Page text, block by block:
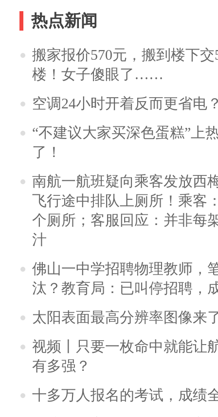
热点新闻
搬家报价570元，搬到楼下
楼！女子傻眼了……
空调24小时开着反而更省电
“不建议大家买深色蛋糕”上
了！
南航一航班疑向乘客发放西
飞行途中排队上厕所！乘客
个厕所；客服回应：并非每
汁
佛山一中学招聘物理教师，
汰？教育局：已叫停招聘，
太阳表面最高分辨率图像来
视频丨只要一枚命中就能让
有多强？
十多万人报名的考试，成绩